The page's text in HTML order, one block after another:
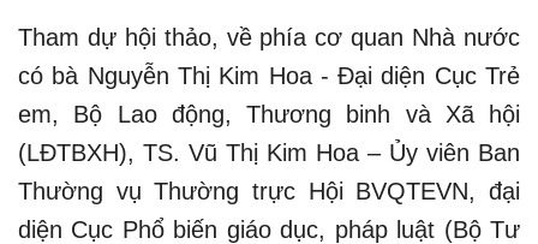
Tham dự hội thảo, về phía cơ quan Nhà nước
có bà Nguyễn Thị Kim Hoa - Đại diện Cục Trẻ
em, Bộ Lao động, Thương binh và Xã hội
(LĐTBXH), TS. Vũ Thị Kim Hoa – Ủy viên Ban
Thường vụ Thường trực Hội BVQTEVN, đại
diện Cục Phổ biến giáo dục, pháp luật (Bộ Tư